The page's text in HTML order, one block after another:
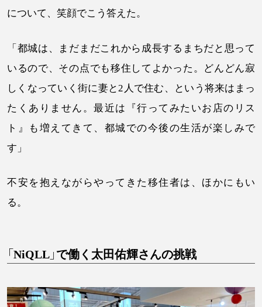
について、笑顔でこう答えた。
「都城は、まだまだこれから成長するまちだと思って
いるので、その点でも移住してよかった。どんどん寂
しくなっていく街に妻と2人で住む、という将来はまっ
たくありません。最近は『行ってみたいお店のリス
ト』も増えてきて、都城での今後の生活が楽しみで
す」
不安を抱えながらやってきた移住者は、ほかにもい
る。
「NiQLL」で働く太田佑輝さんの挑戦